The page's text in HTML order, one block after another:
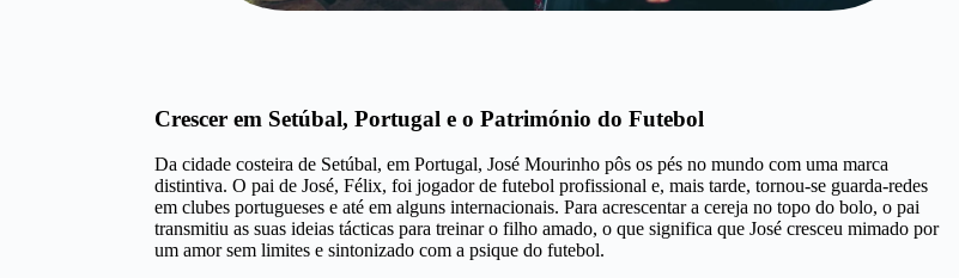
Crescer em Setúbal, Portugal e o Património do Futebol
Da cidade costeira de Setúbal, em Portugal, José Mourinho pôs os pés no mundo com uma marca
distintiva. O pai de José, Félix, foi jogador de futebol profissional e, mais tarde, tornou-se guarda-redes
em clubes portugueses e até em alguns internacionais. Para acrescentar a cereja no topo do bolo, o pai
transmitiu as suas ideias tácticas para treinar o filho amado, o que significa que José cresceu mimado por
um amor sem limites e sintonizado com a psique do futebol.